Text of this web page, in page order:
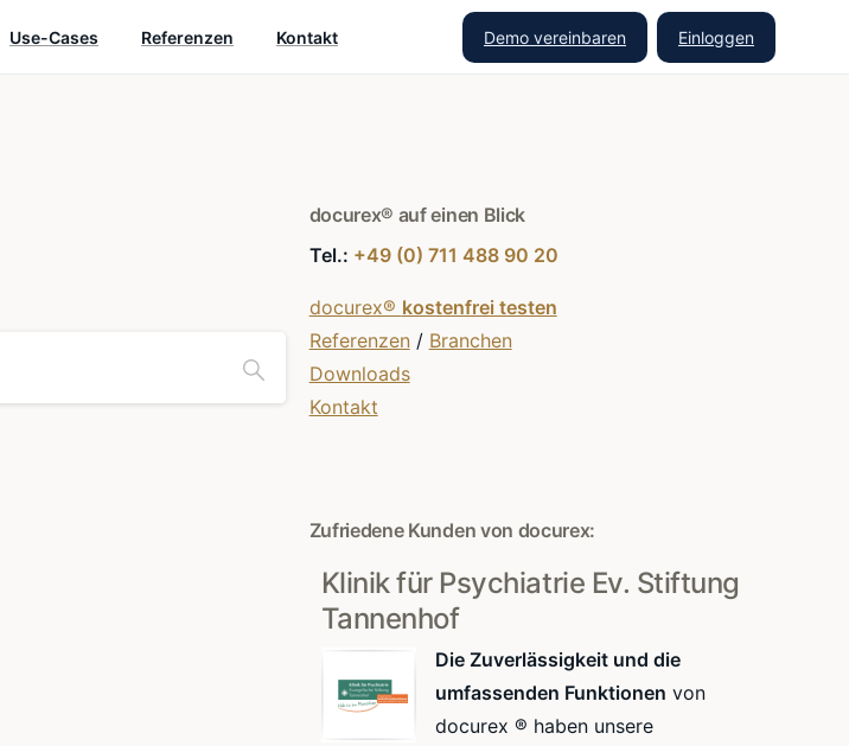
Use-Cases Referenzen Kontakt Demo vereinbaren Einloggen
docurex® auf einen Blick
Tel.: +49 (0) 711 488 90 20
docurex® kostenfrei testen
Referenzen / Branchen
Downloads
Kontakt
Zufriedene Kunden von docurex:
Klinik für Psychiatrie Ev. Stiftung
Tannenhof
Die Zuverlässigkeit und die
umfassenden Funktionen von
docurex ® haben unsere